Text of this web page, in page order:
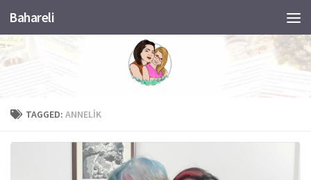
Skip to content
Bahareli
TAGGED: ANNELIK